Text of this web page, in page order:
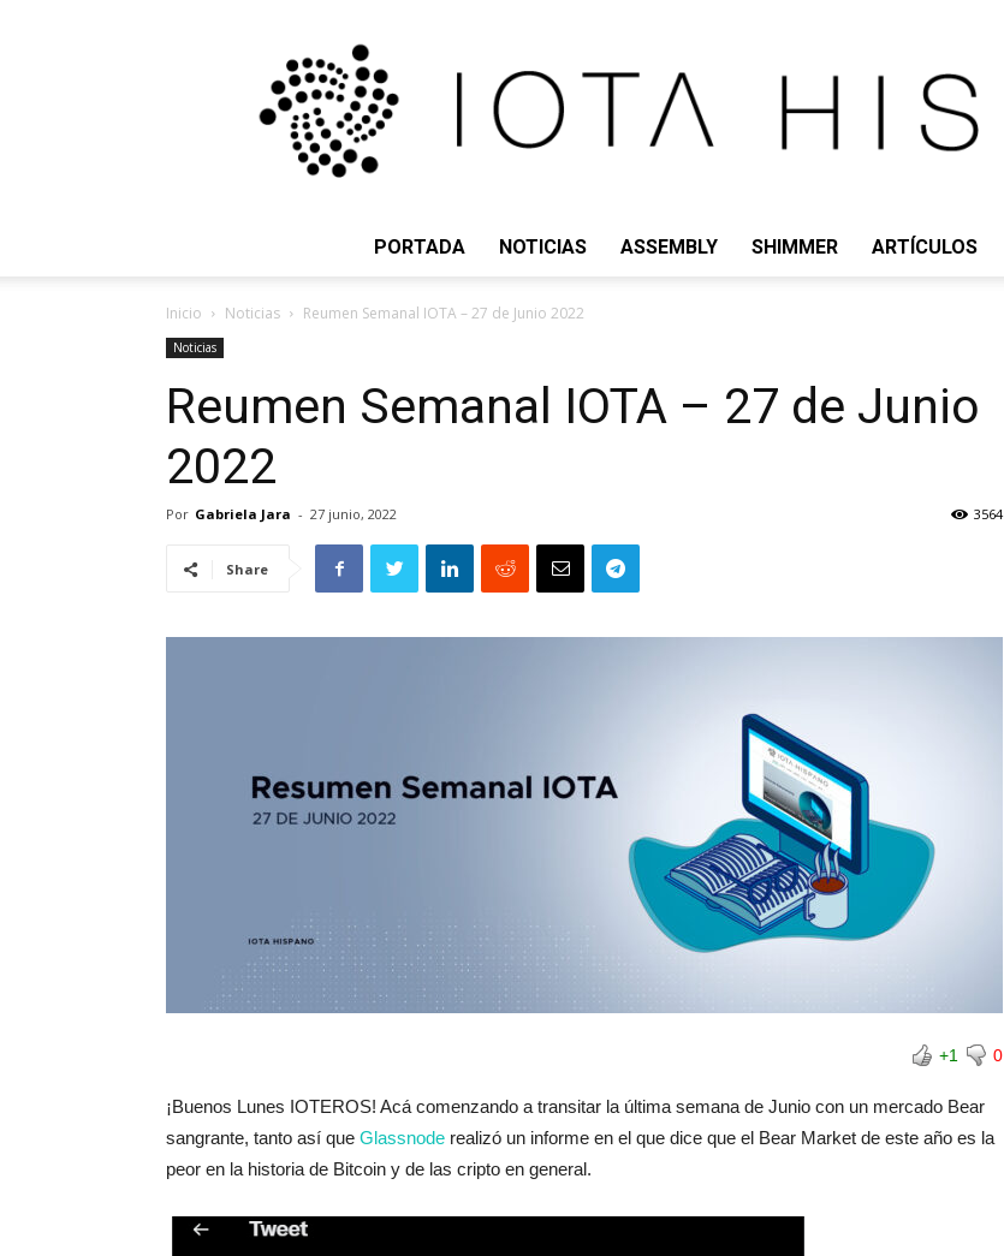
PORTADA NOTICIAS ASSEMBLY SHIMMER ARTÍCULOS
Inicio Noticias Reumen Semanal IOTA – 27 de Junio 2022
Noticias
Reumen Semanal IOTA – 27 de Junio
2022
Por Gabriela Jara - 27 junio, 2022 3564
Share
+1 0
¡Buenos Lunes IOTEROS! Acá comenzando a transitar la última semana de Junio con un mercado Bear
sangrante, tanto así que Glassnode realizó un informe en el que dice que el Bear Market de este año es la
peor en la historia de Bitcoin y de las cripto en general.